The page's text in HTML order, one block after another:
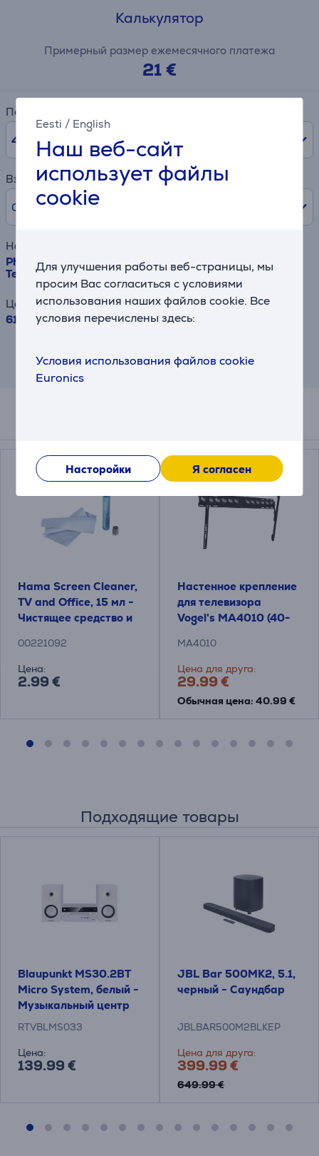
Eesti / English
Наш веб-сайт
использует файлы
cookie
Для улучшения работы веб-страницы, мы
просим Вас согласиться с условиями
использования наших файлов cookie. Все
условия перечислены здесь:
Условия использования файлов cookie
Euronics
Насторойки Я согласен
Калькулятор
Примерный размер ежемесячного платежа
21 €
Период
48 мес.
Взнос
0% /0 €
Наименование товара
Philips MLED920, 55'', 4K UHD, Mini LED, черный -
Телевизор
Цена
619.99 €
может отличаться от предлагаемых Вам
условий.
Hama Screen Cleaner,
TV and Office, 15 мл -
Чистящее средство и
00221092
Цена:
2.99 €
Настенное крепление
для телевизора
Vogel's MA4010 (40-
MA4010
Цена для друга:
29.99 €
Обычная цена: 40.99 €
Подходящие товары
Blaupunkt MS30.2BT
Micro System, белый -
Музыкальный центр
RTVBLMS033
Цена:
139.99 €
JBL Bar 500MK2, 5.1,
черный - Саундбар
JBLBAR500M2BLKEP
Цена для друга:
399.99 €
649.99 €